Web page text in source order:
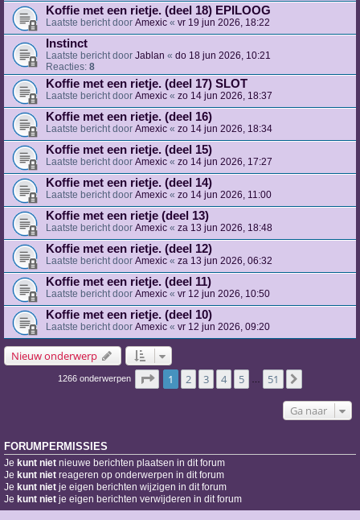
Koffie met een rietje. (deel 18) EPILOOG
Laatste bericht door Amexic « vr 19 jun 2026, 18:22
Instinct
Laatste bericht door Jablan « do 18 jun 2026, 10:21
Reacties: 8
Koffie met een rietje. (deel 17) SLOT
Laatste bericht door Amexic « zo 14 jun 2026, 18:37
Koffie met een rietje. (deel 16)
Laatste bericht door Amexic « zo 14 jun 2026, 18:34
Koffie met een rietje. (deel 15)
Laatste bericht door Amexic « zo 14 jun 2026, 17:27
Koffie met een rietje. (deel 14)
Laatste bericht door Amexic « zo 14 jun 2026, 11:00
Koffie met een rietje (deel 13)
Laatste bericht door Amexic « za 13 jun 2026, 18:48
Koffie met een rietje. (deel 12)
Laatste bericht door Amexic « za 13 jun 2026, 06:32
Koffie met een rietje. (deel 11)
Laatste bericht door Amexic « vr 12 jun 2026, 10:50
Koffie met een rietje. (deel 10)
Laatste bericht door Amexic « vr 12 jun 2026, 09:20
Nieuw onderwerp
1266 onderwerpen Pagina1 van 51
1 2 3 4 5 51
Ga naar
FORUMPERMISSIES
Je kunt niet nieuwe berichten plaatsen in dit forum
Je kunt niet reageren op onderwerpen in dit forum
Je kunt niet je eigen berichten wijzigen in dit forum
Je kunt niet je eigen berichten verwijderen in dit forum